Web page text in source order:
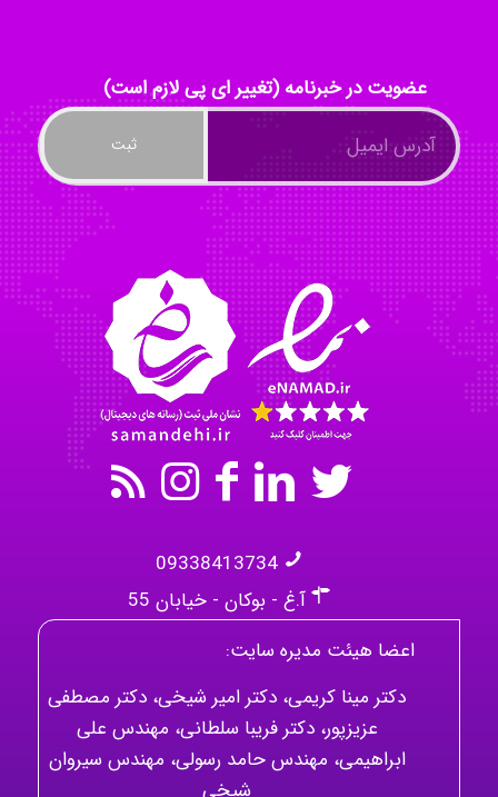
Mohammad
Tavan
akhtar shahsavandi
kimiya zirakpoor
عضویت در خبرنامه (تغییر ای پی لازم است)
09338413734
آ.غ - بوکان - خیابان 55
اعضا هیئت مدیره سایت:
دکتر مینا کریمی، دکتر امیر شیخی، دکتر مصطفی
عزیزپور، دکتر فریبا سلطانی، مهندس علی
ابراهیمی، مهندس حامد رسولی، مهندس سیروان